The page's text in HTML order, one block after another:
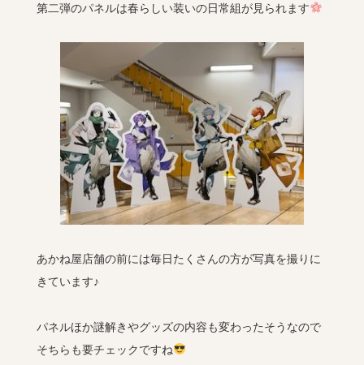
第二弾のパネルは春らしい装いの日常組が見られます
あかね屋店舗の前には毎日たくさんの方が写真を撮りに
きています♪
パネルほか謎解きやグッズの内容も変わったそうなので
そちらも要チェックですね